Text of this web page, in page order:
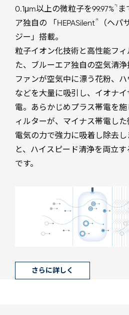
0.1μm以上の微粒子を99.97%*1
ま
ア独自の 「HEPASilent®
（ヘパ
ジー」搭載。
粒子イオン化技術と高性能フ
た、ブルーエア独自の空気清
ファンが空気中に漂う花粉、
などを大量に吸引し、イオナ
電。あらかじめプラス帯電を
ィルターが、マイナス帯電し
電気の力で強力に吸着し除去
と、ハイスピード清浄を両立
です。
さらに詳しく